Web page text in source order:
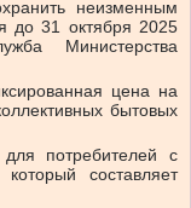
неизменным
до 31 октября 2025
Министерства
цена на
бытовых
потребителей с
составляет